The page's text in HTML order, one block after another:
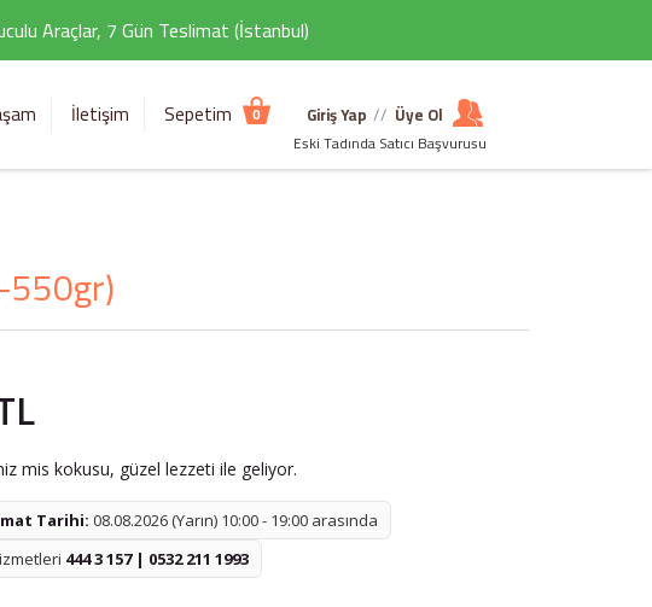
Araçlar, 7 Gün Teslimat (İstanbul)
İletişim Sepetim 0 Giriş Yap // Üye Ol
Eski Tadında Satıcı Başvurusu
550gr)
mis kokusu, güzel lezzeti ile geliyor.
Tarihi: 08.08.2026 (Yarın) 10:00 - 19:00 arasında
444 3 157 | 0532 211 1993